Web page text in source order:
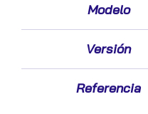
Modelo
Versión
Referencia